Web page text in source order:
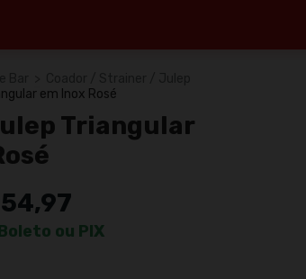
em Inox Rosé
Triangular
ou PIX